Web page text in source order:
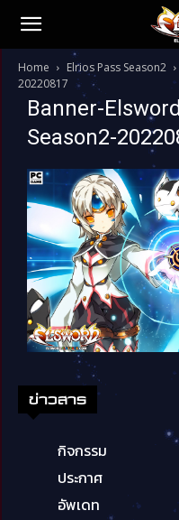
Home Elrios Pass Season2
20220817
Banner-
Season2-
ข่าวสาร
กิจกรรม
ประกาศ
อัพเดท